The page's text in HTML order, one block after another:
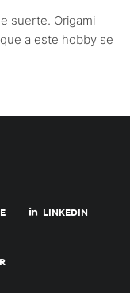
suerte. Origami
a este hobby se
LINKEDIN